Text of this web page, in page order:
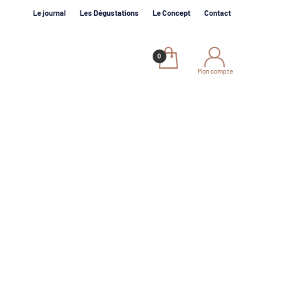
Le journal Les Dégustations Le Concept Contact
Mon compte